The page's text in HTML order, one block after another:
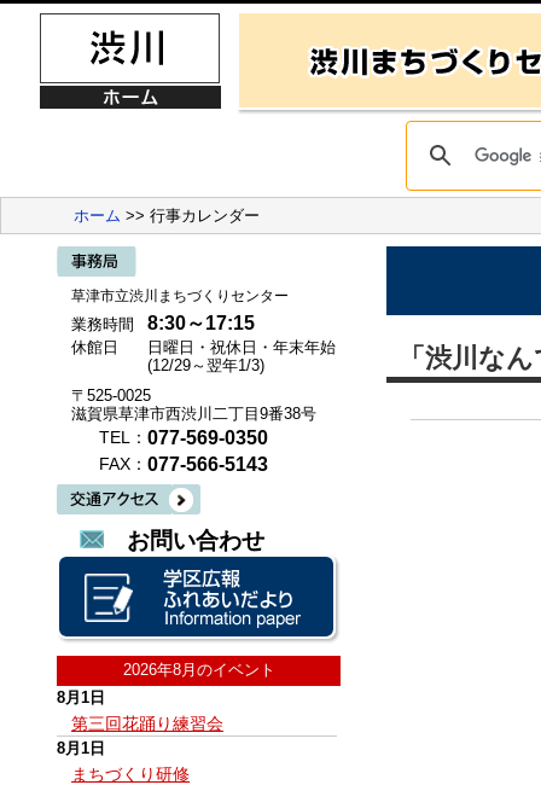
ホーム >> 行事カレンダー
草津市立渋川まちづくりセンター
業務時間 8:30～17:15
休館日
日曜日・祝休日・年末年始
(12/29～翌年1/3)
〒525-0025
滋賀県草津市西渋川二丁目9番38号
TEL： 077-569-0350
FAX： 077-566-5143
お問い合わせ
2026年8月のイベント
8月1日
第三回花踊り練習会
8月1日
まちづくり研修
「渋川な